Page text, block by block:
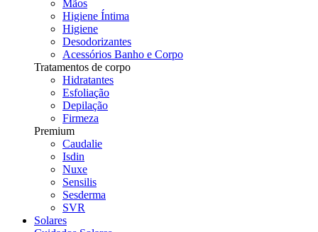
Mãos
Higiene Íntima
Higiene
Desodorizantes
Acessórios Banho e Corpo
Tratamentos de corpo
Hidratantes
Esfoliação
Depilação
Firmeza
Premium
Caudalie
Isdin
Nuxe
Sensilis
Sesderma
SVR
Solares